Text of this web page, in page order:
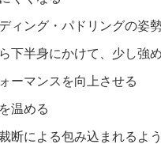
ィング・パドリングの姿
下半身にかけて、少し強
ーマンスを向上させる
温める
断による包み込まれるよ